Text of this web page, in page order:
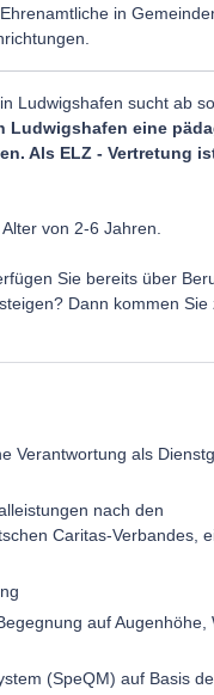
in
Ludwigshafen sucht ab
Ludwigshafen eine p
Als ELZ - Vertretung
von 2-6 Jahren.
Sie bereits über
Dann kommen Sie
Verantwortung als
nach den
Caritas-Verbandes,
auf Augenhöhe,
(SpeQM) auf Basis